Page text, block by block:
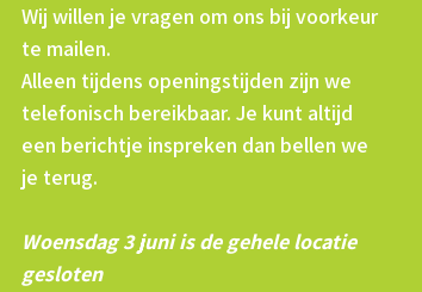
Wij willen je vragen om ons bij voorkeur
te mailen.
Alleen tijdens openingstijden zijn we
telefonisch bereikbaar. Je kunt altijd
een berichtje inspreken dan bellen we
je terug.
Woensdag 3 juni is de gehele locatie
gesloten